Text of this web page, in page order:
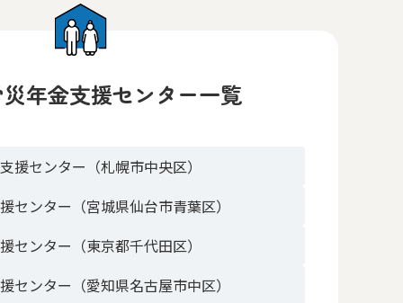
年金支援センター一覧
援センター（札幌市中央区）
センター（宮城県仙台市青葉区）
センター（東京都千代田区）
センター（愛知県名古屋市中区）